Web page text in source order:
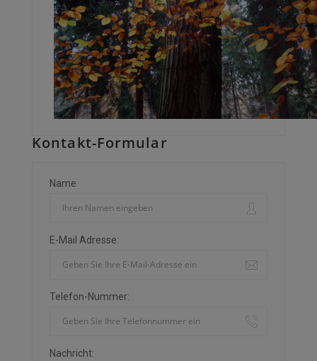
Kontakt-Formular
Name
E-Mail Adresse:
Telefon-Nummer:
Nachricht: